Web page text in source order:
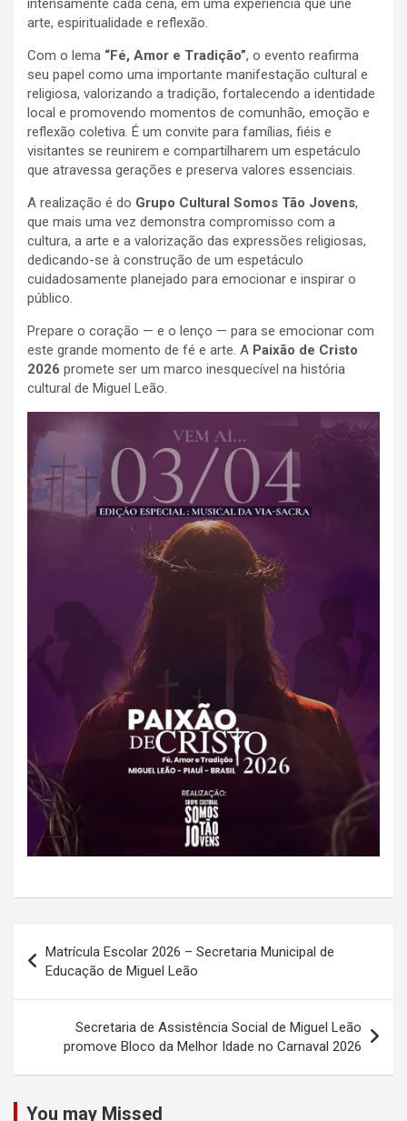
intensamente cada cena, em uma experiência que une
arte, espiritualidade e reflexão.
Com o lema “Fé, Amor e Tradição”, o evento reafirma
seu papel como uma importante manifestação cultural e
religiosa, valorizando a tradição, fortalecendo a identidade
local e promovendo momentos de comunhão, emoção e
reflexão coletiva. É um convite para famílias, fiéis e
visitantes se reunirem e compartilharem um espetáculo
que atravessa gerações e preserva valores essenciais.
A realização é do Grupo Cultural Somos Tão Jovens,
que mais uma vez demonstra compromisso com a
cultura, a arte e a valorização das expressões religiosas,
dedicando-se à construção de um espetáculo
cuidadosamente planejado para emocionar e inspirar o
público.
Prepare o coração — e o lenço — para se emocionar com
este grande momento de fé e arte. A Paixão de Cristo
2026 promete ser um marco inesquecível na história
cultural de Miguel Leão.
de
Post
Matrícula Escolar 2026 – Secretaria Municipal de
Educação de Miguel Leão
Secretaria de Assistência Social de Miguel Leão
promove Bloco da Melhor Idade no Carnaval 2026
You may Missed